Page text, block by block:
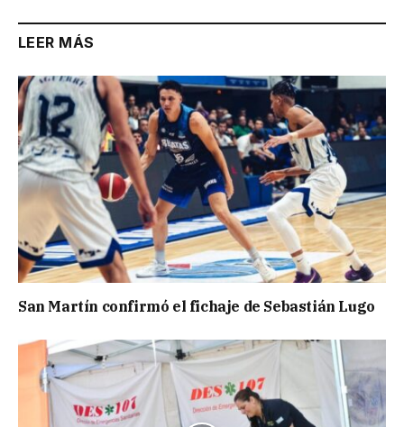
LEER MÁS
San Martín confirmó el fichaje de Sebastián Lugo